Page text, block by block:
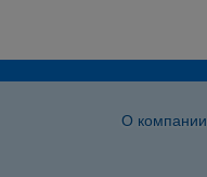
О компании